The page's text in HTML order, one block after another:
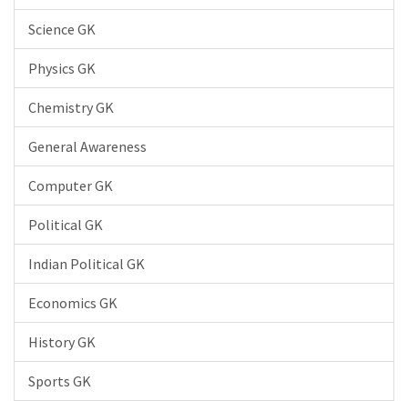
Science GK
Physics GK
Chemistry GK
General Awareness
Computer GK
Political GK
Indian Political GK
Economics GK
History GK
Sports GK